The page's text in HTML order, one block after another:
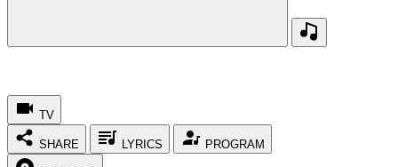
TV
SHARE LYRICS PROGRAM